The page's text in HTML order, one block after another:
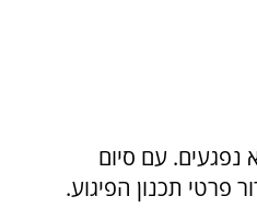
עם סיום
פרטי תכנון הפיגוע.